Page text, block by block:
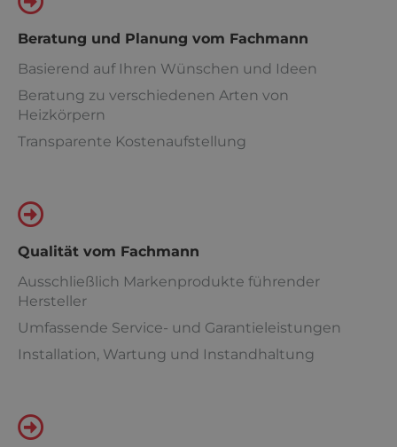
Beratung und Planung vom Fachmann
Basierend auf Ihren Wünschen und Ideen
Beratung zu verschiedenen Arten von
Heizkörpern
Transparente Kostenaufstellung
Qualität vom Fachmann
Ausschließlich Markenprodukte führender
Hersteller
Umfassende Service- und Garantieleistungen
Installation, Wartung und Instandhaltung